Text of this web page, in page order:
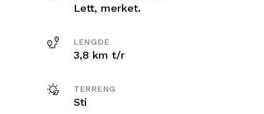
Lett, merket.
LENGDE
3,8 km t/r
TERRENG
Sti